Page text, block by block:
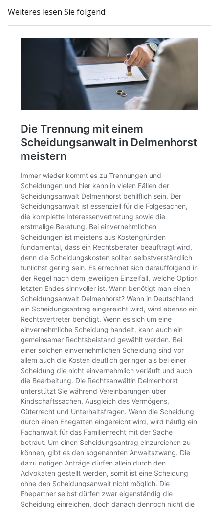
Weiteres lesen Sie folgend: